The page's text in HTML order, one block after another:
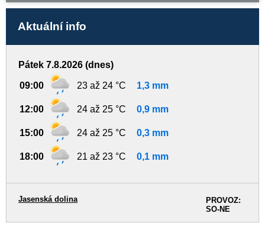
Aktuální info
Pátek 7.8.2026 (dnes)
09:00 23 až 24 °C 1,3 mm
12:00 24 až 25 °C 0,9 mm
15:00 24 až 25 °C 0,3 mm
18:00 21 až 23 °C 0,1 mm
PROVOZ:
SO-NE
Jasenská dolina